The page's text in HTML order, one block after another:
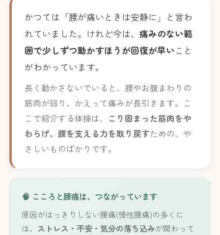
かつては「腰が痛いときは安静に」と言わ
れていました。けれど今は、 痛みのない範
囲で少しずつ動かすほうが回復が早いこと
がわかっています。
長く動かさないでいると、腰やお腹まわりの
筋肉が弱り、かえって痛みが長引きます。こ
こで紹介する体操は、
こり固まった筋肉をや
わらげ、腰を支える力を取り戻すための、や
さしいものばかりです。
🧠 こころと腰痛は、つながっています
原因がはっきりしない腰痛(慢性腰痛)の多くに
は、 ストレス・不安・気分の落ち込みが関わって